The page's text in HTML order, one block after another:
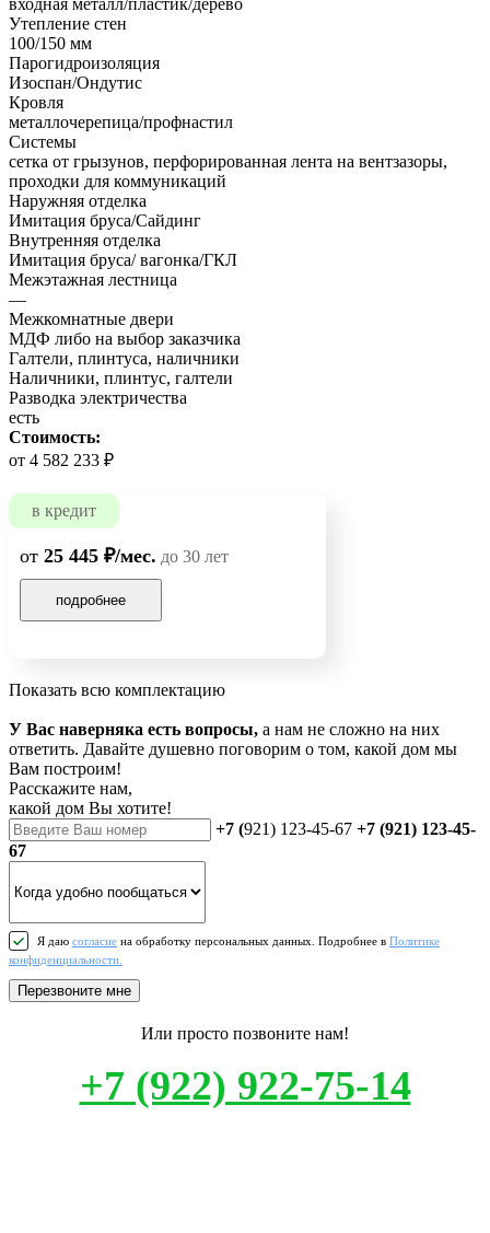
входная металл/пластик/дерево
Утепление стен
100/150 мм
Парогидроизоляция
Изоспан/Ондутис
Кровля
металлочерепица/профнастил
Системы
сетка от грызунов, перфорированная лента на вентзазоры,
проходки для коммуникаций
Наружняя отделка
Имитация бруса/Сайдинг
Внутренняя отделка
Имитация бруса/ вагонка/ГКЛ
Межэтажная лестница
—
Межкомнатные двери
МДФ либо на выбор заказчика
Галтели, плинтуса, наличники
Наличники, плинтус, галтели
Разводка электричества
есть
Стоимость:
от 4 582 233 ₽
в кредит
от 25 445 ₽/мес. до 30 лет
подробнее
Показать всю комплектацию
У Вас наверняка есть вопросы, а нам не сложно на них
ответить. Давайте душевно поговорим о том, какой дом мы
Вам построим!
Расскажите нам,
какой дом Вы хотите!
+7 (921) 123-45-67 +7 (921) 123-45-
67
Я даю согласие на обработку персональных данных. Подробнее в Политике
конфиденциальности.
Перезвоните мне
Или просто позвоните нам!
+7 (922) 922-75-14